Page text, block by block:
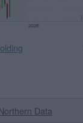
Data